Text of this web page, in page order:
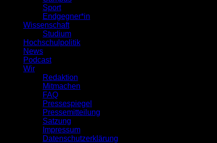
Sport
Endgegner*in
Wissenschaft
Studium
Hochschulpolitik
News
Podcast
Wir
Redaktion
Mitmachen
FAQ
Pressespiegel
Pressemitteilung
Satzung
Impressum
Datenschutzerklärung